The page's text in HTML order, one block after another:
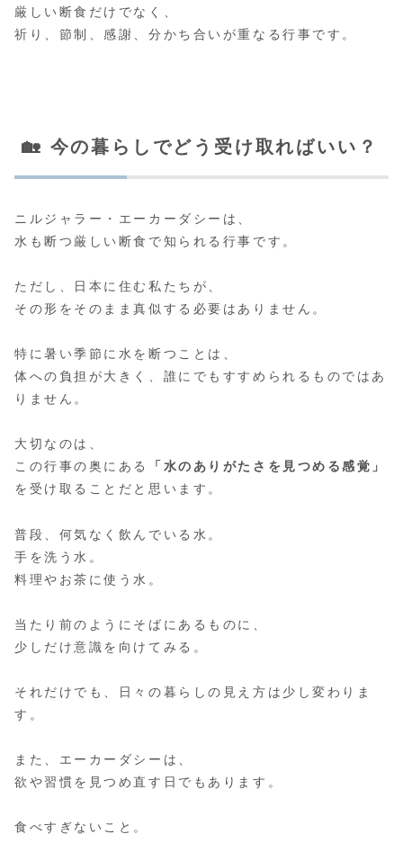
厳しい断食だけでなく、
祈り、節制、感謝、分かち合いが重なる行事です。
🏡 今の暮らしでどう受け取ればいい？
ニルジャラー・エーカーダシーは、
水も断つ厳しい断食で知られる行事です。
ただし、日本に住む私たちが、
その形をそのまま真似する必要はありません。
特に暑い季節に水を断つことは、
体への負担が大きく、誰にでもすすめられるものではあ
りません。
大切なのは、
この行事の奥にある
「水のありがたさを見つめる感覚」
を受け取ることだと思います。
普段、何気なく飲んでいる水。
手を洗う水。
料理やお茶に使う水。
当たり前のようにそばにあるものに、
少しだけ意識を向けてみる。
それだけでも、日々の暮らしの見え方は少し変わりま
す。
また、エーカーダシーは、
欲や習慣を見つめ直す日でもあります。
食べすぎないこと。